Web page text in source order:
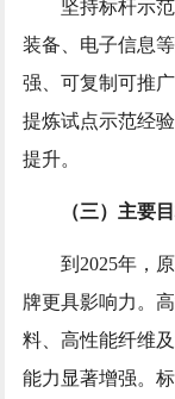
坚持标杆示
装备、电子信息
强、可复制可推
提炼试点示范经
提升。
（三）主要目
到2025年，
牌更具影响力。
料、高性能纤维
能力显著增强。